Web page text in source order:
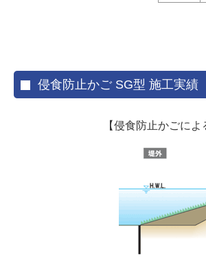
侵食防止かご SG型 施工実績
【侵食防止かごに